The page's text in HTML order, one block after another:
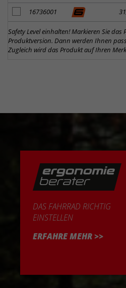
Artikel zum Merkzettel hinzufügen
16736001
Safety Level einhalten! Markieren Sie das
Produktversion. Dann werden Ihnen
Zugleich wird das Produkt auf Ihren
DAS FAHRRAD RICHTIG
EINSTELLEN
ERFAHRE MEHR >>